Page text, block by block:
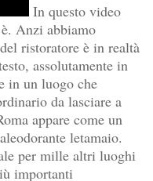
In questo video
Anzi abbiamo
ristoratore è in realtà
assolutamente in
in un luogo che
da lasciare a
appare come un
letamaio.
per mille altri luoghi
importanti